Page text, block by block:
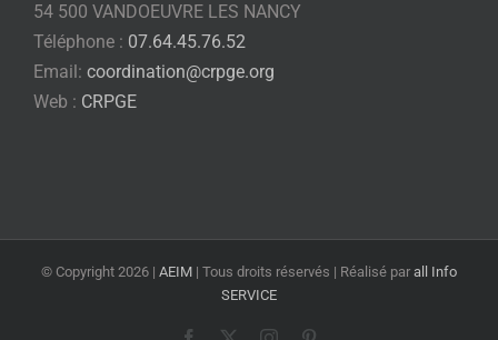
54 500 VANDOEUVRE LES NANCY
Téléphone : 07.64.45.76.52
Email: coordination@crpge.org
Web : CRPGE
© Copyright 2026 | AEIM | Tous droits réservés | Réalisé par all Info
SERVICE
Facebook Instagram